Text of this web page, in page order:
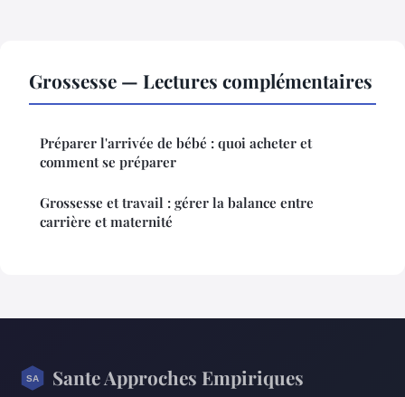
Grossesse — Lectures complémentaires
Préparer l'arrivée de bébé : quoi acheter et
comment se préparer
Grossesse et travail : gérer la balance entre
carrière et maternité
Sante Approches Empiriques